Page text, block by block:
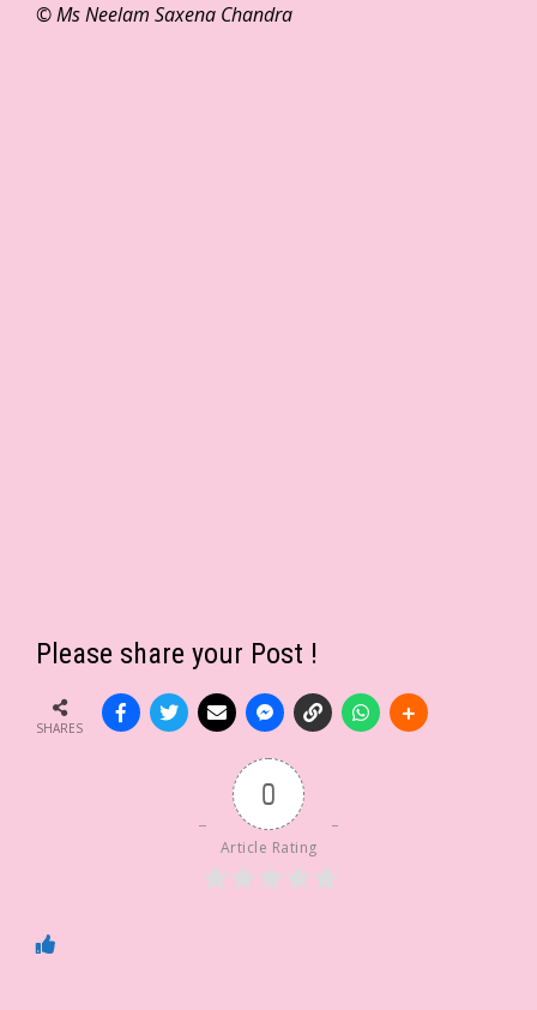
© Ms Neelam Saxena Chandra
Please share your Post !
SHARES
0
Article Rating